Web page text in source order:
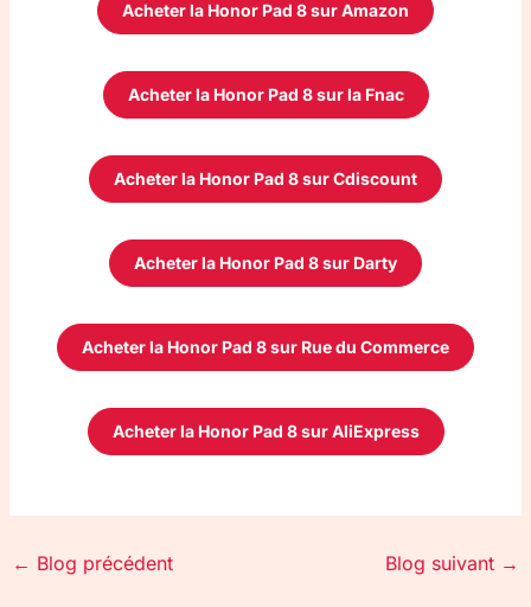
Acheter la Honor Pad 8 sur Amazon
Acheter la Honor Pad 8 sur la Fnac
Acheter la Honor Pad 8 sur Cdiscount
Acheter la Honor Pad 8 sur Darty
Acheter la Honor Pad 8 sur Rue du Commerce
Acheter la Honor Pad 8 sur AliExpress
← Blog précédent Blog suivant →